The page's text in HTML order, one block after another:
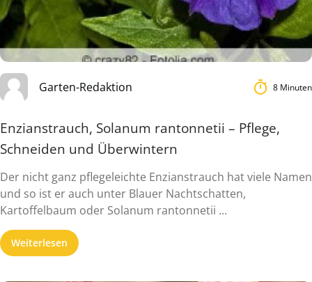
Garten-Redaktion 8 Minuten
Enzianstrauch, Solanum rantonnetii – Pflege,
Schneiden und Überwintern
Der nicht ganz pflegeleichte Enzianstrauch hat viele Namen
und so ist er auch unter Blauer Nachtschatten,
Kartoffelbaum oder Solanum rantonnetii ...
Weiterlesen